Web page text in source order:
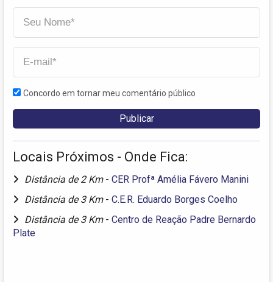
Concordo em tornar meu comentário público
Locais Próximos - Onde Fica:
Distância de 2 Km - CER Profª Amélia Fávero Manini
Distância de 3 Km - C.E.R. Eduardo Borges Coelho
Distância de 3 Km - Centro de Reação Padre Bernardo
Plate